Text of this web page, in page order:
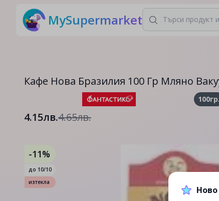
MySupermarket
Кафе Нова Бразилия 100 Гр Мляно
100гр.
4.15лв.4.65лв.
-11%
до 10/10
изтекла
Ново